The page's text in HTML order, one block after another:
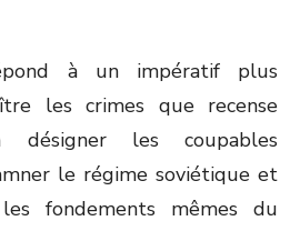
à un impératif plus
les crimes que recense
les coupables
le régime soviétique et
fondements mêmes du